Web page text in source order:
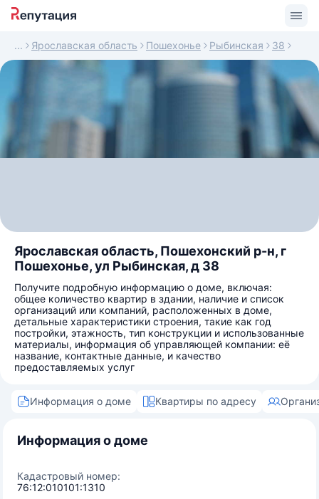
Ярославская область Пошехонье Рыбинская 38
Ярославская область, Пошехонский р-н, г
Пошехонье, ул Рыбинская, д 38
Получите подробную информацию о доме, включая:
общее количество квартир в здании, наличие и список
организаций или компаний, расположенных в доме,
детальные характеристики строения, такие как год
постройки, этажность, тип конструкции и использованные
материалы, информация об управляющей компании: её
название, контактные данные, и качество
предоставляемых услуг
Информация о доме Квартиры по адресу
Информация о доме
Кадастровый номер:
76:12:010101:1310